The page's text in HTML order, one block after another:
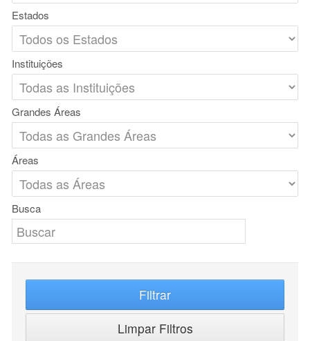
Estados
Instituições
Grandes Áreas
Áreas
Busca
Filtrar
Limpar Filtros